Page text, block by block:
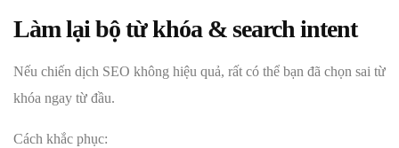
Làm lại bộ từ khóa & search intent
Nếu chiến dịch SEO không hiệu quả, rất có thể bạn đã chọn sai từ
khóa ngay từ đầu.
Cách khắc phục: